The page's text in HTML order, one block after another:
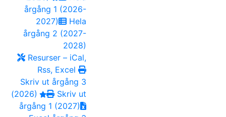
årgång 1 (2026-
2027)
Hela
årgång 2 (2027-
2028)
Resurser – iCal,
Rss, Excel
Skriv ut årgång 3
(2026)
Skriv ut
årgång 1 (2027)